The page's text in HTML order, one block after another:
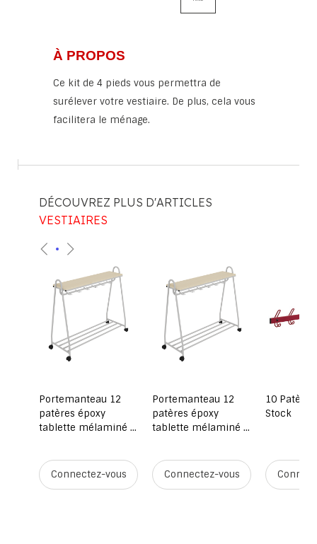
À PROPOS
Ce kit de 4 pieds vous permettra de
surélever votre vestiaire. De plus, cela vous
facilitera le ménage.
DÉCOUVREZ PLUS D'ARTICLES
VESTIAIRES
Portemanteau 12
patères époxy
tablette mélaminé -
Connectez-vous
Portemanteau 12
patères époxy
tablette mélaminé -
Connectez-vous
10
Stock